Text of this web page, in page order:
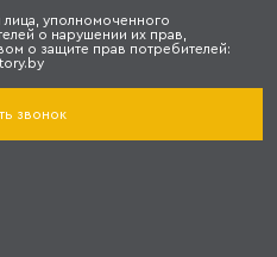
уполномоченного
о нарушении их прав,
о защите прав потребителей:
звонок